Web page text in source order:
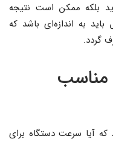
بلکه ممکن است نتیجه
به اندازه‌ای باشد که
آیا سرعت دستگاه برای